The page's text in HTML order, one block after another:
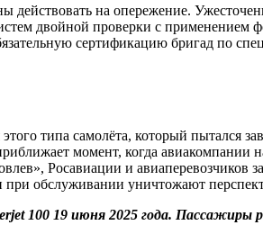
на опережение.
двойной проверки с
сертификацию бригад по
типа самолёта, который пытался
момент, когда авиакомпании
Росавиации и авиаперевозчиков
обслуживании уничтожают
100 19 июня 2025 года. Пассажиры